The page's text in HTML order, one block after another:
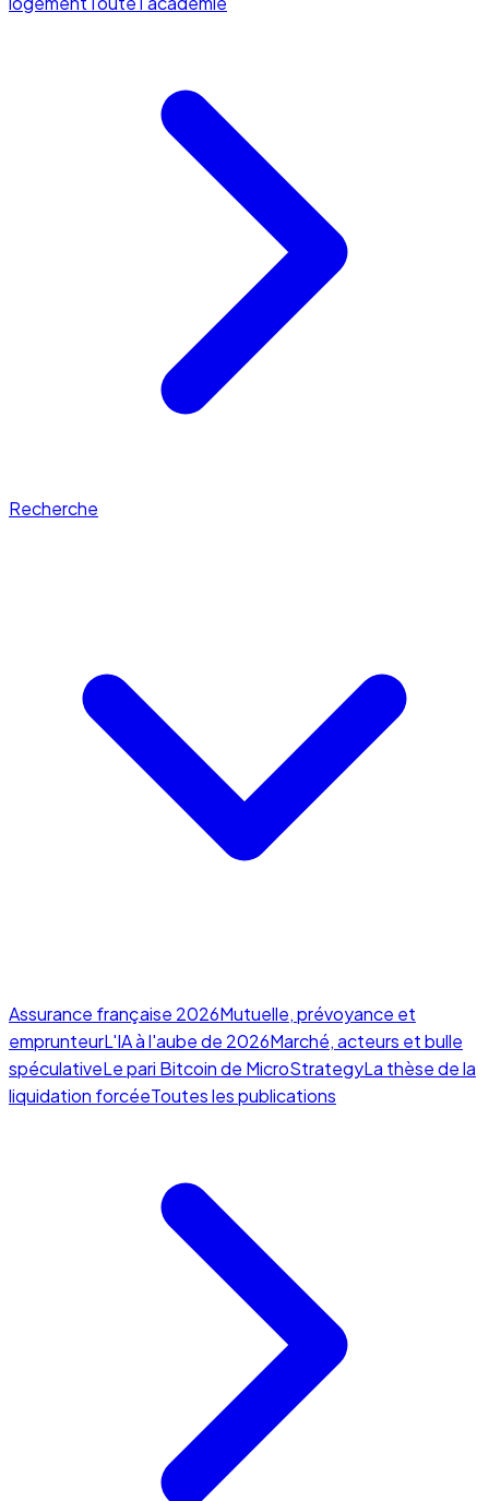
Recherche
Assurance française 2026Mutuelle, prévoyance et
emprunteurL'IA à l'aube de 2026Marché, acteurs et bulle
spéculativeLe pari Bitcoin de MicroStrategyLa thèse de la
liquidation forcéeToutes les publications